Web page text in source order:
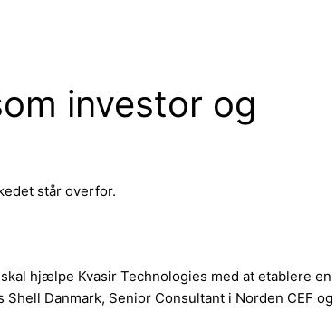
investor og
står overfor.
hjælpe Kvasir Technologies med at etablere en
Danmark, Senior Consultant i Norden CEF og